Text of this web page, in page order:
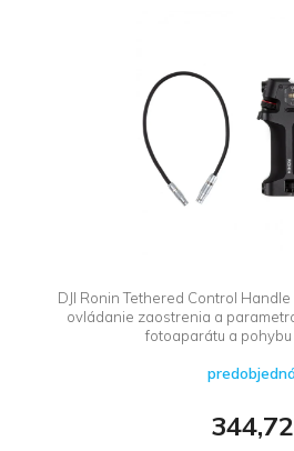
DJI Ronin Tethered Control
ovládanie zaostrenia a
fotoaparátu a pohybu